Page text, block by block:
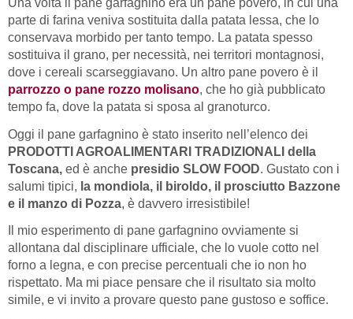
Una volta il pane garfagnino era un pane povero, in cui una
parte di farina veniva sostituita dalla patata lessa, che lo
conservava morbido per tanto tempo. La patata spesso
sostituiva il grano, per necessità, nei territori montagnosi,
dove i cereali scarseggiavano. Un altro pane povero è il
parrozzo o pane rozzo molisano, che ho già pubblicato
tempo fa, dove la patata si sposa al granoturco.
Oggi il pane garfagnino è stato inserito nell’elenco dei
PRODOTTI AGROALIMENTARI TRADIZIONALI della
Toscana, ed è anche presidio SLOW FOOD. Gustato con i
salumi tipici, la mondiola, il biroldo, il prosciutto Bazzone
e il manzo di Pozza, è davvero irresistibile!
Il mio esperimento di pane garfagnino ovviamente si
allontana dal disciplinare ufficiale, che lo vuole cotto nel
forno a legna, e con precise percentuali che io non ho
rispettato. Ma mi piace pensare che il risultato sia molto
simile, e vi invito a provare questo pane gustoso e soffice.